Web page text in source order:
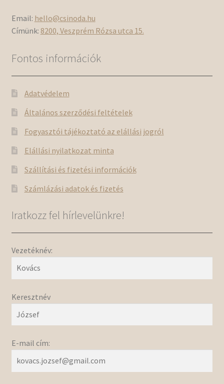
Email: hello@csinoda.hu
Címünk: 8200, Veszprém Rózsa utca 15.
Fontos információk
Adatvédelem
Általános szerződési feltételek
Fogyasztói tájékoztató az elállási jogról
Elállási nyilatkozat minta
Szállítási és fizetési információk
Számlázási adatok és fizetés
Iratkozz fel hírlevelünkre!
Vezetéknév:
Keresztnév
E-mail cím: